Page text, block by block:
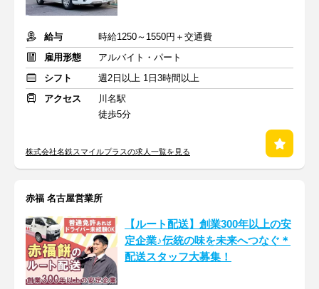
給与
時給1250～1550円＋交通費
雇用形態
アルバイト・パート
シフト
週2日以上 1日3時間以上
アクセス
川名駅
徒歩5分
株式会社名鉄スマイルプラスの求人一覧を見る
赤福 名古屋営業所
【ルート配送】創業300年以上の安
定企業♪伝統の味を未来へつなぐ＊
配送スタッフ大募集！